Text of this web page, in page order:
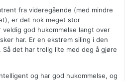
fra videregående (med mindre
er det nok meget stor
god hukommelse langt over
har. Er en ekstrem siling i den
det har trolig lite med deg å gjøre
og har god hukommelse, og